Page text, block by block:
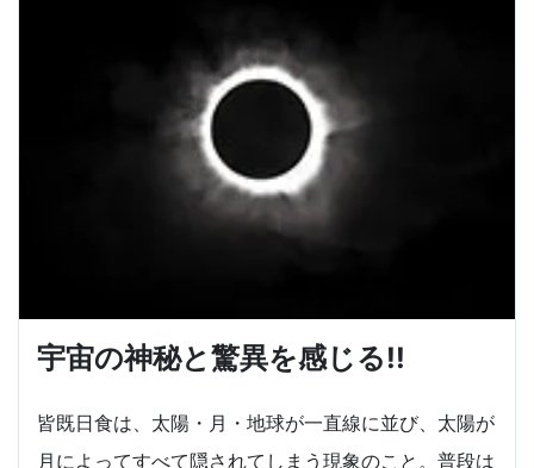
宇宙の神秘と驚異を感じる!!
皆既日食は、太陽・月・地球が一直線に並び、太陽が
月によってすべて隠されてしまう現象のこと。普段は